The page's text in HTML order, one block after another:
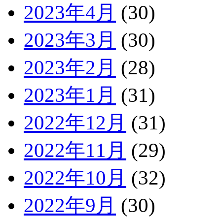
2023年4月 (30)
2023年3月 (30)
2023年2月 (28)
2023年1月 (31)
2022年12月 (31)
2022年11月 (29)
2022年10月 (32)
2022年9月 (30)